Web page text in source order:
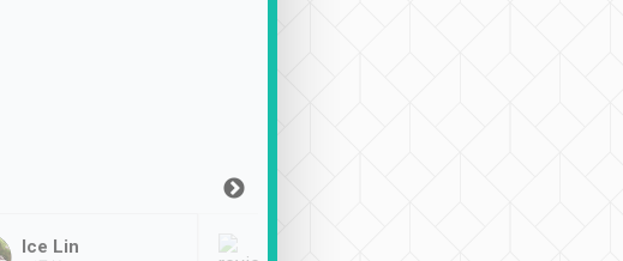
Ice Lin